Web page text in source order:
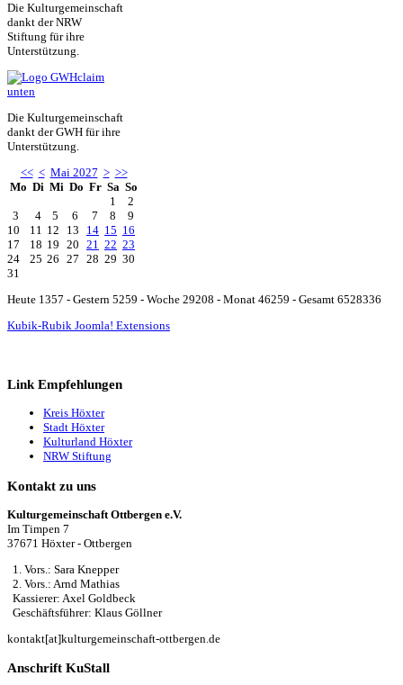
Die Kulturgemeinschaft
dankt der NRW
Stiftung für ihre
Unterstützung.
Die Kulturgemeinschaft
dankt der GWH für ihre
Unterstützung.
<< < Mai 2027 > >>
Mo Di Mi Do Fr Sa So
1
2
3
4 5 6 7 8
9
10
11 12 13 14 15 16
17
18 19 20 21 22 23
24
25 26 27 28 29 30
31
Heute 1357 - Gestern 5259 - Woche 29208 - Monat 46259 - Gesamt 6528336
Kubik-Rubik Joomla! Extensions
Link Empfehlungen
Kreis Höxter
Stadt Höxter
Kulturland Höxter
NRW Stiftung
Kontakt zu uns
Kulturgemeinschaft Ottbergen e.V.
Im Timpen 7
37671 Höxter - Ottbergen
1. Vors.: Sara Knepper
2. Vors.: Arnd Mathias
Kassierer: Axel Goldbeck
Geschäftsführer: Klaus Göllner
kontakt[at]kulturgemeinschaft-ottbergen.de
Anschrift KuStall